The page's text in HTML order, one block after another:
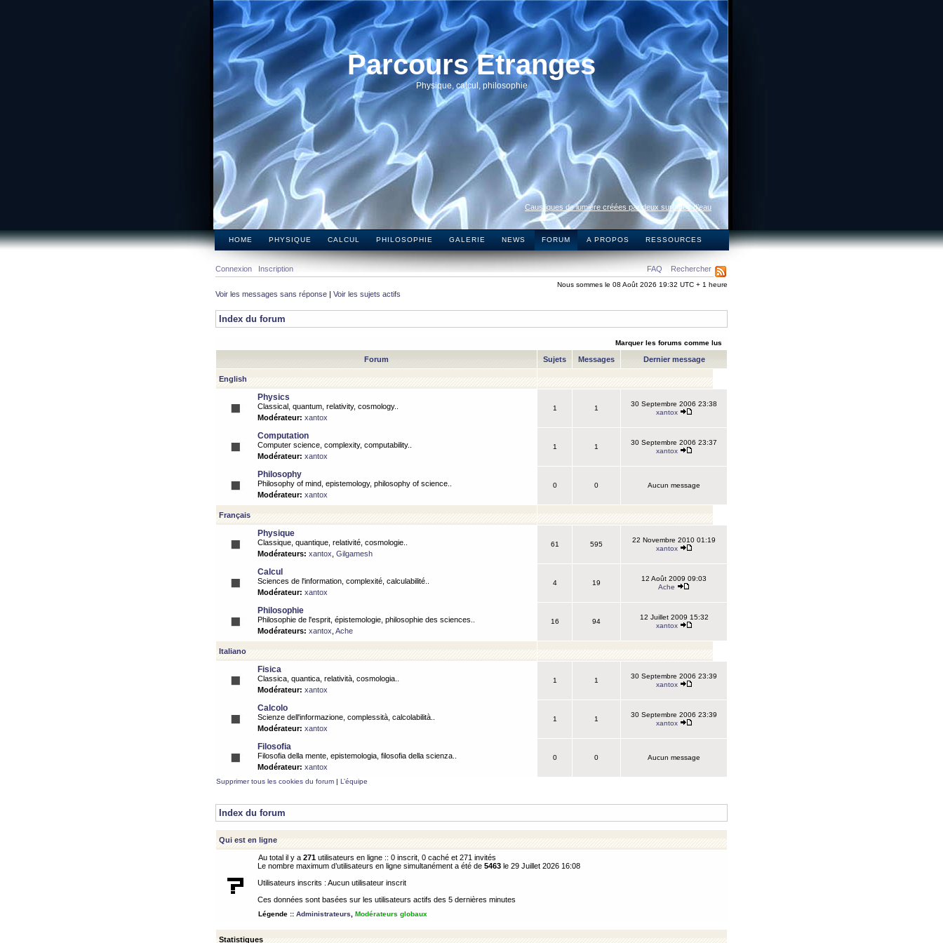
Parcours Etranges
Physique, calcul, philosophie
Caustiques de lumière créées par deux surfaces d’eau
HOME PHYSIQUE CALCUL PHILOSOPHIE GALERIE NEWS FORUM A PROPOS RESSOURCES
FAQ Rechercher
Connexion Inscription
Nous sommes le 08 Août 2026 19:32 UTC + 1 heure
Voir les messages sans réponse | Voir les sujets actifs
Index du forum
Marquer les forums comme lus
Forum Sujets Messages Dernier message
English
Physics
Classical, quantum, relativity, cosmology..
Modérateur: xantox
1 1
30 Septembre 2006 23:38
xantox
Computation
Computer science, complexity, computability..
Modérateur: xantox
1 1
30 Septembre 2006 23:37
xantox
Philosophy
Philosophy of mind, epistemology, philosophy of science..
Modérateur: xantox
0 0 Aucun message
Français
Physique
Classique, quantique, relativité, cosmologie..
Modérateurs: xantox Gilgamesh
61 595
22 Novembre 2010 01:19
xantox
Calcul
Sciences de l'information, complexité, calculabilité..
Modérateur: xantox
4 19
12 Août 2009 09:03
Ache
Philosophie
Philosophie de l'esprit, épistemologie, philosophie des sciences..
Modérateurs: xantox Ache
16 94
12 Juillet 2009 15:32
xantox
Italiano
Fisica
Classica, quantica, relatività, cosmologia..
Modérateur: xantox
1 1
30 Septembre 2006 23:39
xantox
Calcolo
Scienze dell'informazione, complessità, calcolabilità..
Modérateur: xantox
1 1
30 Septembre 2006 23:39
xantox
Filosofia
Filosofia della mente, epistemologia, filosofia della scienza..
Modérateur: xantox
0 0 Aucun message
Supprimer tous les cookies du forum | L’équipe
Index du forum
Qui est en ligne
Au total il y a 271 utilisateurs en ligne :: 0 inscrit, 0 caché et 271 invités
Le nombre maximum d’utilisateurs en ligne simultanément a été de 5463 le 29 Juillet 2026 16:08
Utilisateurs inscrits : Aucun utilisateur inscrit
Ces données sont basées sur les utilisateurs actifs des 5 dernières minutes
Légende :: Administrateurs Modérateurs globaux
Statistiques